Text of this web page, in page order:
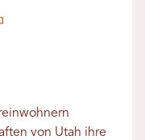
von Utah ihre